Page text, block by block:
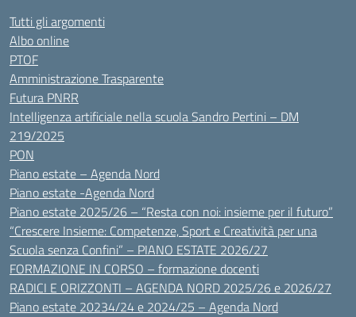
Tutti gli argomenti
Albo online
PTOF
Amministrazione Trasparente
Futura PNRR
Intelligenza artificiale nella scuola Sandro Pertini – DM
219/2025
PON
Piano estate – Agenda Nord
Piano estate -Agenda Nord
Piano estate 2025/26 – “Resta con noi: insieme per il futuro”
“Crescere Insieme: Competenze, Sport e Creatività per una
Scuola senza Confini” – PIANO ESTATE 2026/27
FORMAZIONE IN CORSO – formazione docenti
RADICI E ORIZZONTI – AGENDA NORD 2025/26 e 2026/27
Piano estate 20234/24 e 2024/25 – Agenda Nord